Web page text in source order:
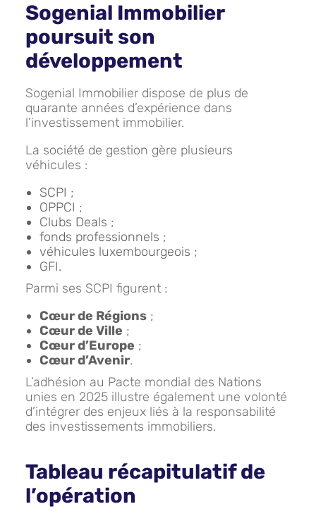
Sogenial Immobilier
poursuit son
développement
Sogenial Immobilier dispose de plus de
quarante années d’expérience dans
l’investissement immobilier.
La société de gestion gère plusieurs
véhicules :
SCPI ;
OPPCI ;
Clubs Deals ;
fonds professionnels ;
véhicules luxembourgeois ;
GFI.
Parmi ses SCPI figurent :
Cœur de Régions ;
Cœur de Ville ;
Cœur d’Europe ;
Cœur d’Avenir.
L’adhésion au Pacte mondial des Nations
unies en 2025 illustre également une volonté
d’intégrer des enjeux liés à la responsabilité
des investissements immobiliers.
Tableau récapitulatif de
l’opération